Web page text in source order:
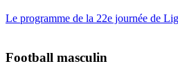
Le programme de la 22e journée de
Football masculin